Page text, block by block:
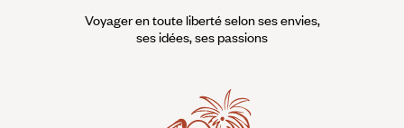
Voyager en toute liberté selon ses envies,
ses idées, ses passions